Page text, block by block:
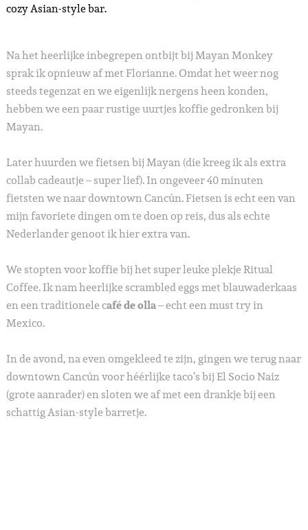
cozy Asian-style bar.
Na het heerlijke inbegrepen ontbijt bij Mayan Monkey
sprak ik opnieuw af met Florianne. Omdat het weer nog
steeds tegenzat en we eigenlijk nergens heen konden,
hebben we een paar rustige uurtjes koffie gedronken bij
Mayan.
Later huurden we fietsen bij Mayan (die kreeg ik als extra
collab cadeautje – super lief). In ongeveer 40 minuten
fietsten we naar downtown Cancún. Fietsen is echt een van
mijn favoriete dingen om te doen op reis, dus als echte
Nederlander genoot ik hier extra van.
We stopten voor koffie bij het super leuke plekje Ritual
Coffee. Ik nam heerlijke scrambled eggs met blauwaderkaas
en een traditionele café de olla– echt een must try in
Mexico.
In de avond, na even omgekleed te zijn, gingen we terug naar
downtown Cancún voor héérlijke taco’s bij El Socio Naiz
(grote aanrader) en sloten we af met een drankje bij een
schattig Asian-style barretje.